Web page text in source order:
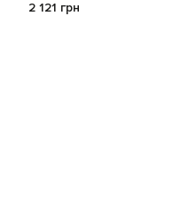
2 121 грн